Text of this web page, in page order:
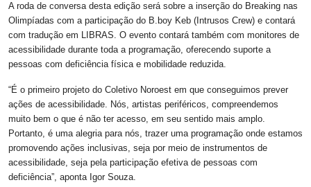
A roda de conversa desta edição será sobre a inserção do Breaking nas
Olimpíadas com a participação do B.boy Keb (Intrusos Crew) e contará
com tradução em LIBRAS. O evento contará também com monitores de
acessibilidade durante toda a programação, oferecendo suporte a
pessoas com deficiência física e mobilidade reduzida.
“É o primeiro projeto do Coletivo Noroest em que conseguimos prever
ações de acessibilidade. Nós, artistas periféricos, compreendemos
muito bem o que é não ter acesso, em seu sentido mais amplo.
Portanto, é uma alegria para nós, trazer uma programação onde estamos
promovendo ações inclusivas, seja por meio de instrumentos de
acessibilidade, seja pela participação efetiva de pessoas com
deficiência”, aponta Igor Souza.